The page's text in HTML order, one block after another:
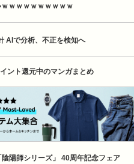
ｗｗｗｗｗｗｗｗｗ
AIで分析、不正を検知へ
ント還元中のマンガまとめ
陽師シリーズ」 40周年記念フェア